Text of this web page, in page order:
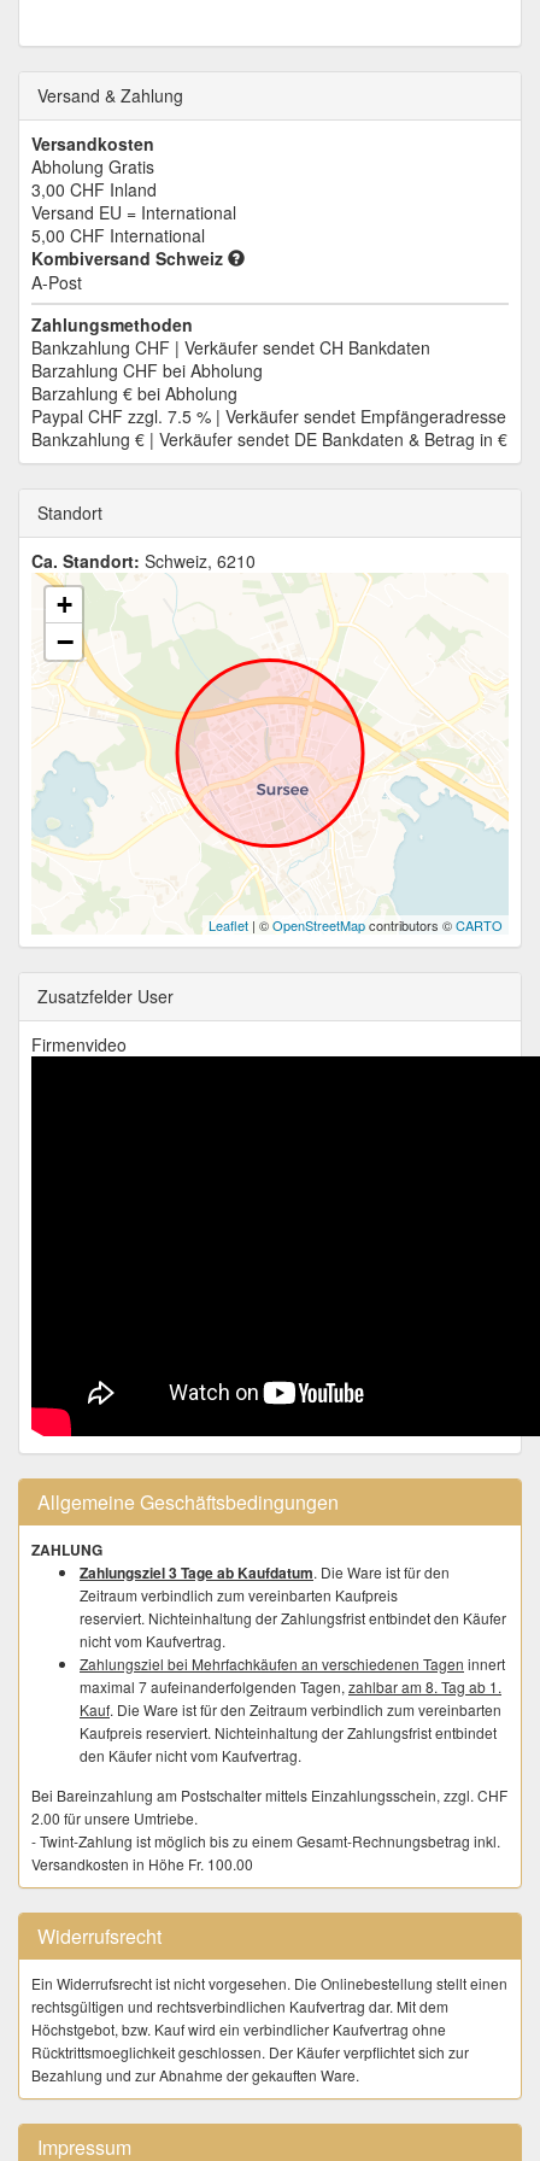
Versand & Zahlung
Versandkosten
Abholung Gratis
3,00 CHF Inland
Versand EU = International
5,00 CHF International
Kombiversand Schweiz
A-Post
Zahlungsmethoden
Bankzahlung CHF | Verkäufer sendet CH Bankdaten
Barzahlung CHF bei Abholung
Barzahlung € bei Abholung
Paypal CHF zzgl. 7.5 % | Verkäufer sendet Empfängeradresse
Bankzahlung € | Verkäufer sendet DE Bankdaten & Betrag in €
Standort
Ca. Standort: Schweiz, 6210
+
−
Leaflet | ©OpenStreetMapcontributors ©CARTO
Zusatzfelder User
Firmenvideo
Allgemeine Geschäftsbedingungen
ZAHLUNG
Zahlungsziel 3 Tage ab Kaufdatum. Die Ware ist für den
Zeitraum verbindlich zum vereinbarten Kaufpreis
reserviert. Nichteinhaltung der Zahlungsfrist entbindet den Käufer
nicht vom Kaufvertrag.
Zahlungsziel bei Mehrfachkäufen an verschiedenen Tagen innert
maximal 7 aufeinanderfolgenden Tagen, zahlbar am 8. Tag ab 1.
Kauf. Die Ware ist für den Zeitraum verbindlich zum vereinbarten
Kaufpreis reserviert. Nichteinhaltung der Zahlungsfrist entbindet
den Käufer nicht vom Kaufvertrag.
Bei Bareinzahlung am Postschalter mittels Einzahlungsschein, zzgl. CHF
2.00 für unsere Umtriebe.
- Twint-Zahlung ist möglich bis zu einem Gesamt-Rechnungsbetrag inkl.
Versandkosten in Höhe Fr. 100.00
ABNAHME
Ware wird nach der Bezahlung nicht bei uns eingelagert oder
zwischengelagert. Die Kundschaft trägt dafür Sorge unmittelbar nach
dem Kauf eine verbindliche Versandadresse zur Verfügung zu stellen.
LIEFERUNG
Der Versand erfolgt nach vollständigem Zahlungseingang die vom
Käufer auf numisauktion.ch hinterlegte Adresse. Eine abweichende
Bezahlen - Käufer möchte bezahlen) mitzuteilen.
Widerrufsrecht
Ein Widerrufsrecht ist nicht vorgesehen. Die Onlinebestellung stellt einen
rechtsgültigen und rechtsverbindlichen Kaufvertrag dar. Mit dem
Höchstgebot, bzw. Kauf wird ein verbindlicher Kaufvertrag ohne
Rücktrittsmoeglichkeit geschlossen. Der Käufer verpflichtet sich zur
Bezahlung und zur Abnahme der gekauften Ware.
Impressum